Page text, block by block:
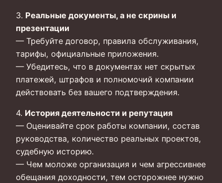
3. Реальные документы, а не скрины и
презентации
— Требуйте договор, правила обслуживания,
тарифы, официальные приложения.
— Убедитесь, что в документах нет скрытых
платежей, штрафов и полномочий компании
действовать без вашего подтверждения.
4. История деятельности и репутация
— Оценивайте срок работы компании, состав
руководства, количество реальных проектов,
судебную историю.
— Чем моложе организация и чем агрессивнее
обещания доходности, тем осторожнее нужно